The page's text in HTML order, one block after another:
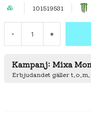
101519531
- +
Kampanj: Mixa
Erbjudandet gäller t.o.m.